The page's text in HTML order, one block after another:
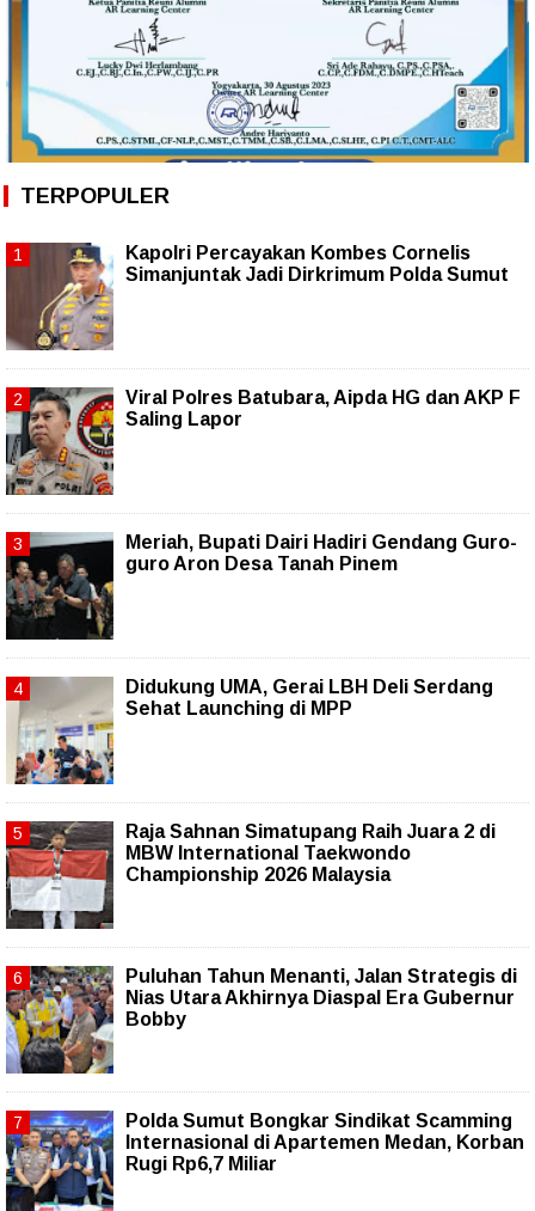
TERPOPULER
Kapolri Percayakan Kombes Cornelis
Simanjuntak Jadi Dirkrimum Polda Sumut
Viral Polres Batubara, Aipda HG dan AKP F
Saling Lapor
Meriah, Bupati Dairi Hadiri Gendang Guro-
guro Aron Desa Tanah Pinem
Didukung UMA, Gerai LBH Deli Serdang
Sehat Launching di MPP
Raja Sahnan Simatupang Raih Juara 2 di
MBW International Taekwondo
Championship 2026 Malaysia
Puluhan Tahun Menanti, Jalan Strategis di
Nias Utara Akhirnya Diaspal Era Gubernur
Bobby
Polda Sumut Bongkar Sindikat Scamming
Internasional di Apartemen Medan, Korban
Rugi Rp6,7 Miliar